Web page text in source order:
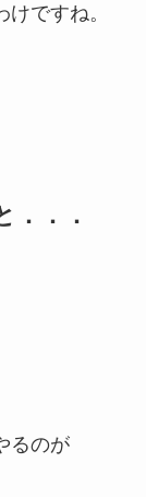
ですね。
．．．
るのが